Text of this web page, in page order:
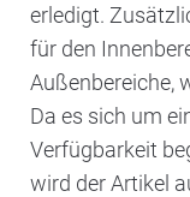
erledigt.
für den
Außenbereiche,
Da es sich um
Verfügbarkeit
wird der Artikel